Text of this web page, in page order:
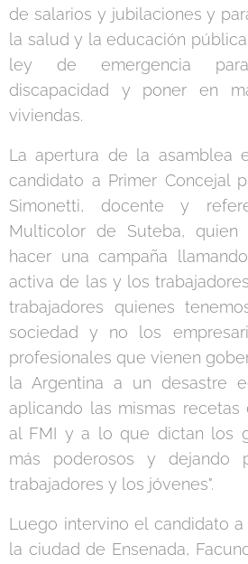
de salarios y jubilaciones y
la salud y la educación
ley de emergencia
discapacidad y poner en
viviendas.
La apertura de la asamblea
candidato a Primer Concejal
Simonetti, docente y
Multicolor de Suteba, quien
hacer una campaña
activa de las y los
trabajadores quienes
sociedad y no los
profesionales que vienen
la Argentina a un desastre
aplicando las mismas recetas
al FMI y a lo que dictan los
más poderosos y dejando
trabajadores y los jóvenes".
Luego intervino el candidato
la ciudad de Ensenada,